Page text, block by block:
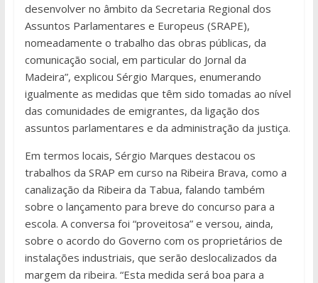
desenvolver no âmbito da Secretaria Regional dos
Assuntos Parlamentares e Europeus (SRAPE),
nomeadamente o trabalho das obras públicas, da
comunicação social, em particular do Jornal da
Madeira”, explicou Sérgio Marques, enumerando
igualmente as medidas que têm sido tomadas ao nível
das comunidades de emigrantes, da ligação dos
assuntos parlamentares e da administração da justiça.
Em termos locais, Sérgio Marques destacou os
trabalhos da SRAP em curso na Ribeira Brava, como a
canalização da Ribeira da Tabua, falando também
sobre o lançamento para breve do concurso para a
escola. A conversa foi “proveitosa” e versou, ainda,
sobre o acordo do Governo com os proprietários de
instalações industriais, que serão deslocalizados da
margem da ribeira. “Esta medida será boa para a